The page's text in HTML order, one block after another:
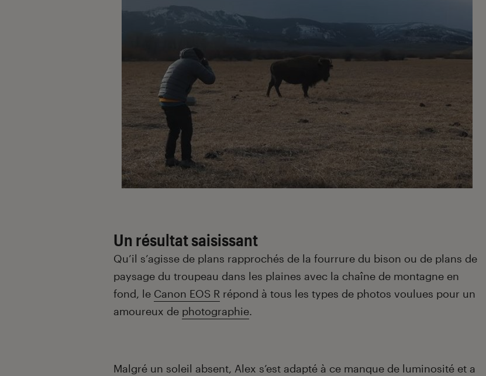
Un résultat saisissant
Qu’il s’agisse de plans rapprochés de la fourrure du bison ou de plans de
paysage du troupeau dans les plaines avec la chaîne de montagne en
fond, le Canon EOS R répond à tous les types de photos voulues pour un
amoureux de photographie.
Malgré un soleil absent, Alex s’est adapté à ce manque de luminosité et a